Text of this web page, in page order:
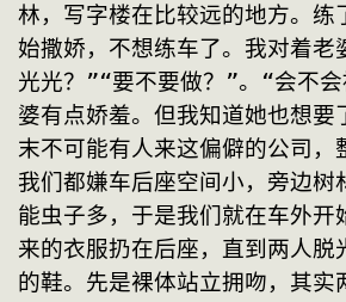
林，写字楼在比较远的地方。练
始撒娇，不想练车了。我对着老
光光？”“要不要做？”。“会不
婆有点娇羞。但我知道她也想要
末不可能有人来这偏僻的公司，
我们都嫌车后座空间小，旁边树
能虫子多，于是我们就在车外开
来的衣服扔在后座，直到两人脱
的鞋。先是裸体站立拥吻，其实